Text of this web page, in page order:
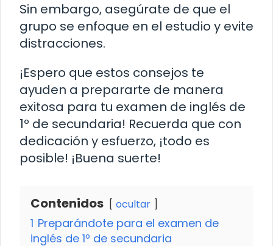
Sin embargo, asegúrate de que el
grupo se enfoque en el estudio y evite
distracciones.
¡Espero que estos consejos te
ayuden a prepararte de manera
exitosa para tu examen de inglés de
1º de secundaria! Recuerda que con
dedicación y esfuerzo, ¡todo es
posible! ¡Buena suerte!
Contenidos ocultar
1 Preparándote para el examen de
inglés de 1º de secundaria